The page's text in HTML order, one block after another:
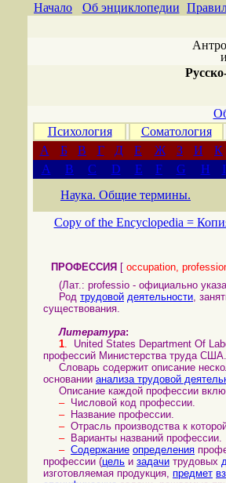
Начало Об энциклопедии
Психология
Соматология
А
Б В Г Д Е Ж З И К
A
B C D E F G H I
Наука. Общие термины.
Copy of the Encyclopedia =
ПРОФЕССИЯ [ occupation,
(Лат.: professio - официально
Род трудовой деятельности,
существования.
Литература:
1. United States Department Of
профессий Министерства труда
Словарь содержит описание
основании анализа трудовой
Описание каждой профессии
– Числовой код профессии.
– Название профессии.
– Отрасль производства к
– Варианты названий профессии.
– Содержание определения
профессии (цель и задачи трудовых
изготовляемая продукция, предмет